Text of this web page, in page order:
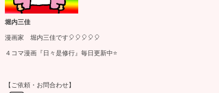
堀内三佳
漫画家 堀内三佳です🎈🎈🎈🎈🎈
４コマ漫画『日々是修行』毎日更新中⭐️
【ご依頼・お問合わせ】